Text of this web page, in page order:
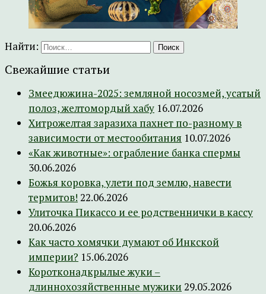
Найти:
Свежайшие статьи
Змеедюжина-2025: земляной носозмей, усатый
полоз, желтомордый хабу 16.07.2026
Хитрожелтая заразиха пахнет по-разному в
зависимости от местообитания 10.07.2026
«Как животные»: ограбление банка спермы
30.06.2026
Божья коровка, улети под землю, навести
термитов! 22.06.2026
Улиточка Пикассо и ее родственнички в кассу
20.06.2026
Как часто хомячки думают об Инкской
империи? 15.06.2026
Коротконадкрылые жуки –
длиннохозяйственные мужики 29.05.2026